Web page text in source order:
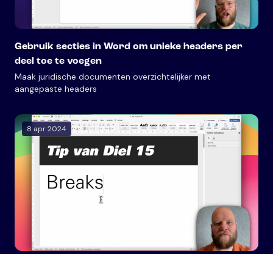
Gebruik secties in Word om unieke headers per
deel toe te voegen
Maak juridische documenten overzichtelijker met
aangepaste headers
8 apr 2024